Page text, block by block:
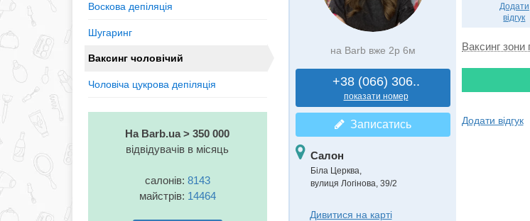
Воскова депіляція
Шугаринг
Ваксинг чоловічий
Чоловіча цукрова депіляція
На Barb.ua > 350 000
відвідувачів в місяць
салонів: 8143
майстрів: 14464
на Barb вже 2р 6м
+38 (066) 306..
показати номер
Записатись
Салон
Біла Церква,
вулиця Логінова, 39/2
Дивитися на карті
Додати
відгук
Ваксинг зони
Додати відгук